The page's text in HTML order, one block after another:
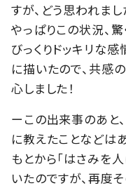
すが、どう思われまし
やっぱりこの状況、驚
びっくりドッキリな
に描いたので、共感
心しました！
ーこの出来事のあと
に教えたことなどは
もとから「はさみを
いたのですが、再度